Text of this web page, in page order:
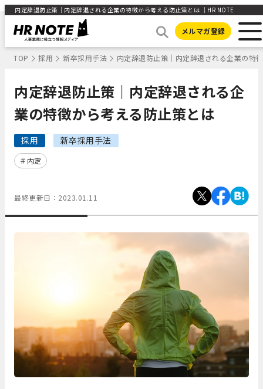
内定辞退防止策｜内定辞退される企業の特徴から考える防止策とは ｜HR NOTE
メルマガ登録
TOP 採用 新卒採用手法 内定辞退防止策｜内定辞退される企業の特
内定辞退防止策｜内定辞退される企
業の特徴から考える防止策とは
採用 新卒採用手法
内定
最終更新日： 2023.01.11